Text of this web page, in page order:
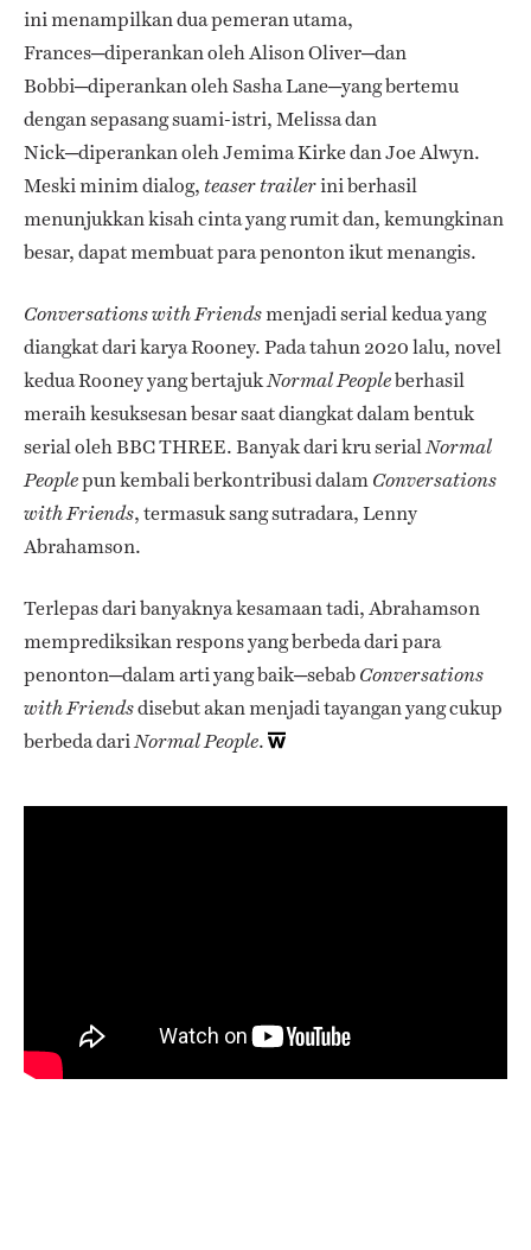
ini menampilkan dua pemeran utama,
Frances─diperankan oleh Alison Oliver─dan
Bobbi─diperankan oleh Sasha Lane─yang bertemu
dengan sepasang suami-istri, Melissa dan
Nick─diperankan oleh Jemima Kirke dan Joe Alwyn.
Meski minim dialog, teaser trailerini berhasil
menunjukkan kisah cinta yang rumit dan, kemungkinan
besar, dapat membuat para penonton ikut menangis.
Conversations with Friendsmenjadi serial kedua yang
diangkat dari karya Rooney. Pada tahun 2020 lalu, novel
kedua Rooney yang bertajukNormal Peopleberhasil
meraih kesuksesan besar saat diangkat dalam bentuk
serial oleh BBC THREE. Banyak dari kru serialNormal
Peoplepun kembali berkontribusi dalam Conversations
with Friends, termasuk sang sutradara, Lenny
Abrahamson.
Terlepas dari banyaknya kesamaan tadi, Abrahamson
memprediksikan respons yang berbeda dari para
penonton─dalam arti yang baik─sebab Conversations
with Friendsdisebut akan menjadi tayangan yang cukup
berbeda dariNormal People.